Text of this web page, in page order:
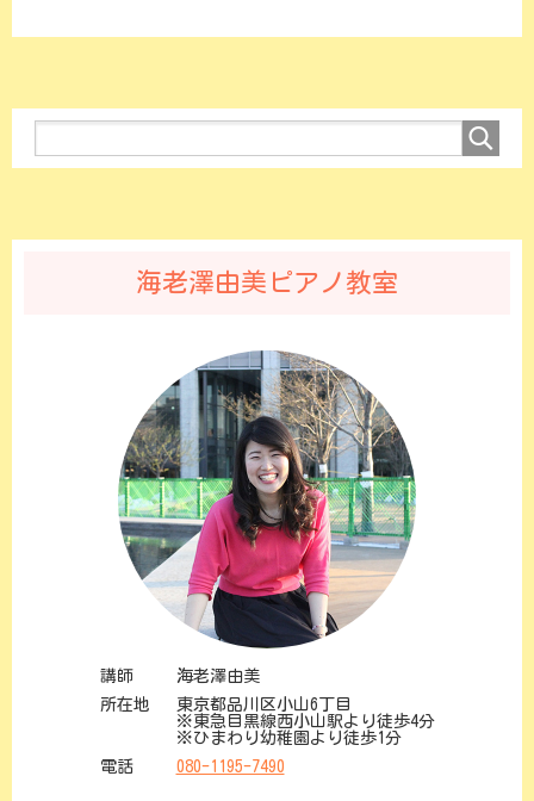
海老澤由美ピアノ教室
講師
海老澤由美
所在地
東京都品川区小山6丁目
※東急目黒線西小山駅より徒歩4分
※ひまわり幼稚園より徒歩1分
電話
080-1195-7490